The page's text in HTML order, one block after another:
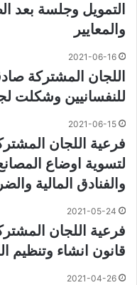
التمويل وجلسة بعد
والمعايير
2021-06-16
اللجان المشتركة
للنفسانيين وشكلت
2021-06-15
فرعية اللجان
لتسوية اوضاع
والفنادق المالية
2021-05-24
فرعية اللجان
قانون انشاء وتنظيم
2021-04-26